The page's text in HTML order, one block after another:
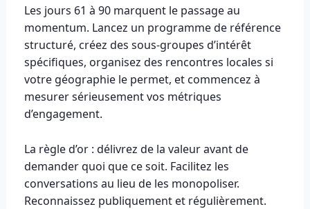
Les jours 61 à 90 marquent le passage au
momentum. Lancez un programme de référence
structuré, créez des sous-groupes d’intérêt
spécifiques, organisez des rencontres locales si
votre géographie le permet, et commencez à
mesurer sérieusement vos métriques
d’engagement.
La règle d’or : délivrez de la valeur avant de
demander quoi que ce soit. Facilitez les
conversations au lieu de les monopoliser.
Reconnaissez publiquement et régulièrement.